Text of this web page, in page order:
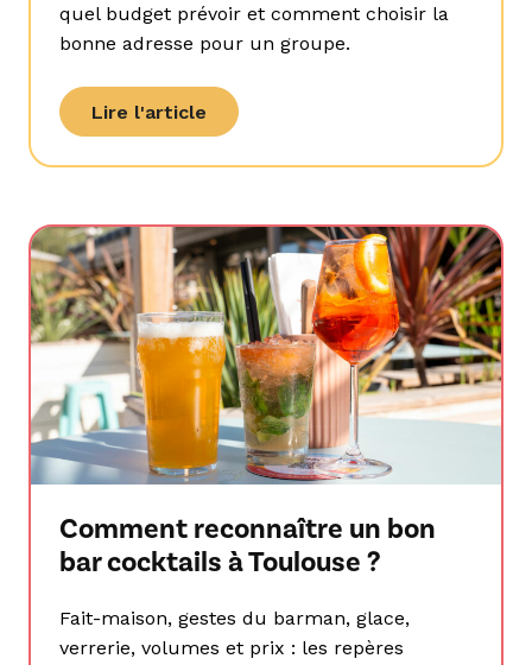
quel budget prévoir et comment choisir la
bonne adresse pour un groupe.
Lire l'article
Comment reconnaître un bon
bar cocktails à Toulouse ?
Fait-maison, gestes du barman, glace,
verrerie, volumes et prix : les repères